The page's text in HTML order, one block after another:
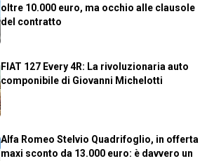
oltre 10.000 euro, ma occhio alle clausole
del contratto
FIAT 127 Every 4R: La rivoluzionaria auto
componibile di Giovanni Michelotti
Alfa Romeo Stelvio Quadrifoglio, in offerta
maxi sconto da 13.000 euro: è davvero un